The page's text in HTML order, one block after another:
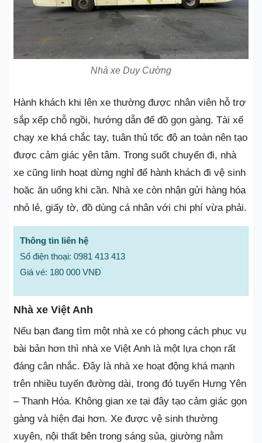
Nhà xe Duy Cường
Hành khách khi lên xe thường được nhân viên hỗ trợ
sắp xếp chỗ ngồi, hướng dẫn để đồ gọn gàng. Tài xế
chạy xe khá chắc tay, tuân thủ tốc độ an toàn nên tạo
được cảm giác yên tâm. Trong suốt chuyến đi, nhà
xe cũng linh hoạt dừng nghỉ để hành khách đi vệ sinh
hoặc ăn uống khi cần. Nhà xe còn nhận gửi hàng hóa
nhỏ lẻ, giấy tờ, đồ dùng cá nhân với chi phí vừa phải.
Thông tin liên hệ
Số điện thoại: 0981 413 413
Giá vé: 180 000 VNĐ
Nhà xe Việt Anh
Nếu bạn đang tìm một nhà xe có phong cách phục vụ
bài bản hơn thì nhà xe Việt Anh là một lựa chọn rất
đáng cân nhắc. Đây là nhà xe hoạt động khá mạnh
trên nhiều tuyến đường dài, trong đó tuyến Hưng Yên
– Thanh Hóa. Không gian xe tại đây tạo cảm giác gọn
gàng và hiện đại hơn. Xe được vệ sinh thường
xuyên, nội thất bên trong sáng sủa, giường nằm